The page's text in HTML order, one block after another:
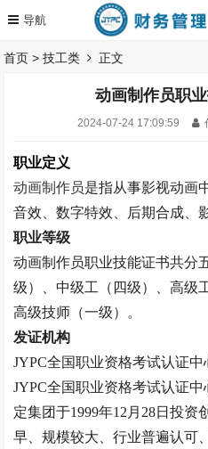
首页 >技工类 正文
动画制作员职
2024-07-24 17:09:59
职业定义
动画制作员是指从事影视动画
音效、数字特效、后期合成、
职业等级
动画制作员职业技能证书共分
级）、中级工（四级）、高级
高级技师（一级）。
发证机构
JYPC全国职业资格考试认证中
JYPC全国职业资格考试认证
定集团于1999年12 月 28日投资
早、规模较大、行业普遍认可